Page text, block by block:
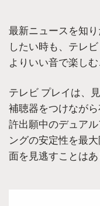
最新ニュースを知
したい時も、テレ
よりいい音で楽しむ
テレビ プレイは、
補聴器をつけなが
許出願中のデュア
ングの安定性を最
面を見逃すことはあ